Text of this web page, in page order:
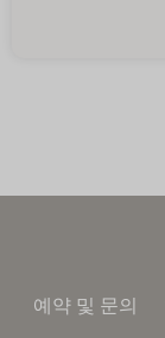
예약 및 문의